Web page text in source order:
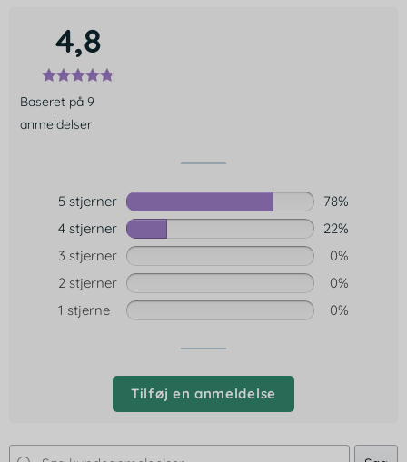
4,8
Baseret på 9
anmeldelser
5 stjerner
78%
4 stjerner
22%
3 stjerner
0%
2 stjerner
0%
1 stjerne
0%
Tilføj en anmeldelse